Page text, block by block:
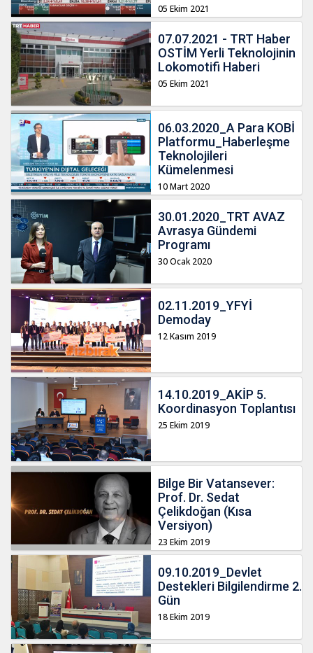
05 Ekim 2021
07.07.2021 - TRT Haber
OSTİM Yerli Teknolojinin
Lokomotifi Haberi
05 Ekim 2021
06.03.2020_A Para KOBİ
Platformu_Haberleşme
Teknolojileri
Kümelenmesi
10 Mart 2020
30.01.2020_TRT AVAZ
Avrasya Gündemi
Programı
30 Ocak 2020
02.11.2019_YFYİ
Demoday
12 Kasım 2019
14.10.2019_AKİP 5.
Koordinasyon Toplantısı
25 Ekim 2019
Bilge Bir Vatansever:
Prof. Dr. Sedat
Çelikdoğan (Kısa
Versiyon)
23 Ekim 2019
09.10.2019_Devlet
Destekleri Bilgilendirme 2.
Gün
18 Ekim 2019